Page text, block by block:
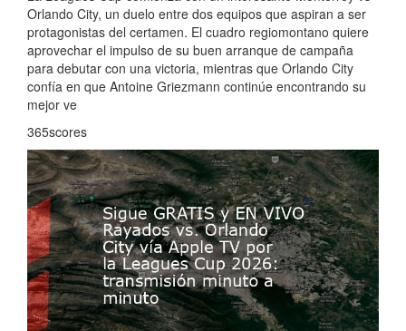
Orlando City, un duelo entre dos equipos que aspiran a ser
protagonistas del certamen. El cuadro regiomontano quiere
aprovechar el impulso de su buen arranque de campaña
para debutar con una victoria, mientras que Orlando City
confía en que Antoine Griezmann continúe encontrando su
mejor ve
365scores